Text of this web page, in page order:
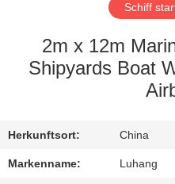
MIT
UNS
Schiff
2m x 12m
Shipyards Boat
Herkunftsort: China
Markenname: Luhang